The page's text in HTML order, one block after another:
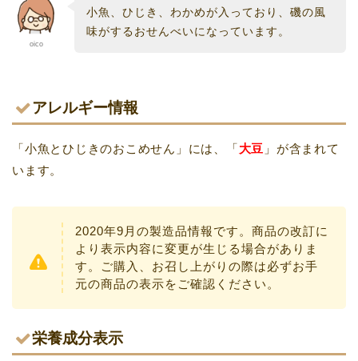
oico
小魚、ひじき、わかめが入っており、磯の風
味がするおせんべいになっています。
アレルギー情報
「小魚とひじきのおこめせん」には、「大豆 」が含まれて
います。
2020年9月の製造品情報です。商品の改訂に
より表示内容に変更が生じる場合がありま
す。ご購入、お召し上がりの際は必ずお手
元の商品の表示をご確認ください。
栄養成分表示